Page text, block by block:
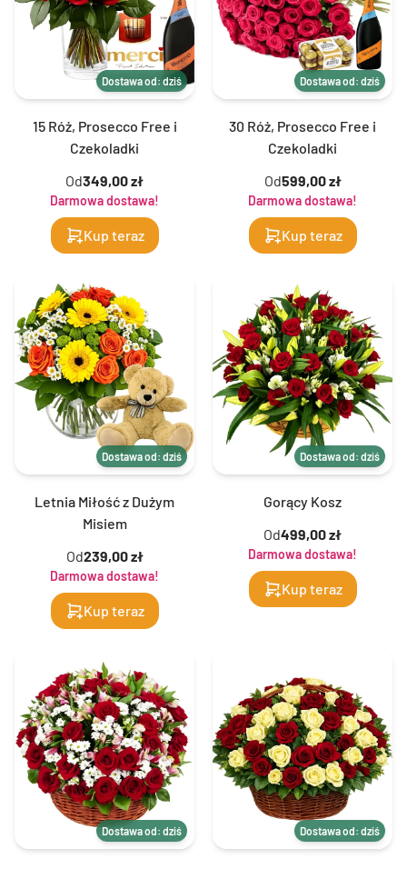
Dostawa od: dziś
15 Róż, Prosecco Free i
Czekoladki
Od349,00 zł
Darmowa dostawa!
Kup teraz
Dostawa od: dziś
30 Róż, Prosecco Free i
Czekoladki
Od599,00 zł
Darmowa dostawa!
Kup teraz
Dostawa od: dziś
Letnia Miłość z Dużym
Misiem
Od239,00 zł
Darmowa dostawa!
Kup teraz
Dostawa od: dziś
Gorący Kosz
Od499,00 zł
Darmowa dostawa!
Kup teraz
Dostawa od: dziś Dostawa od: dziś